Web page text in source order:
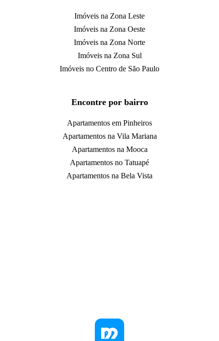
Imóveis na Zona Leste
Imóveis na Zona Oeste
Imóveis na Zona Norte
Imóveis na Zona Sul
Imóveis no Centro de São Paulo
Encontre por bairro
Apartamentos em Pinheiros
Apartamentos na Vila Mariana
Apartamentos na Mooca
Apartamentos no Tatuapé
Apartamentos na Bela Vista